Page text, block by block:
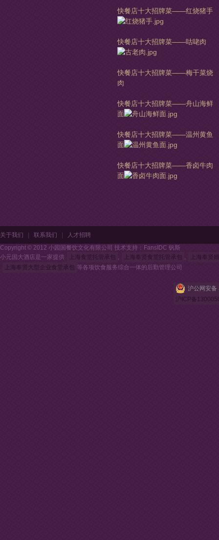
快餐店十大招牌菜——红烧猪手
快餐店十大招牌菜——咕咾肉
快餐店十大招牌菜——梅干菜烧
肉
快餐店十大招牌菜——舟山海鲜
面
快餐店十大招牌菜——温州黄鱼
面
快餐店十大招牌菜——香卤牛肉
面
关于我们 联系我们
人才招聘
Copyright © 2012 小园国餐饮文化有限公司 技术支持：FansIDC 钒斯
小元国大酒店是一家提供
上海食堂托管承包 , 上海奉贤食堂托管承包 ,
上海奉贤
上海奉贤大型企业食堂承包 等各项饮食服务综合一体的后勤管理公司
沪公网安
沪ICP备